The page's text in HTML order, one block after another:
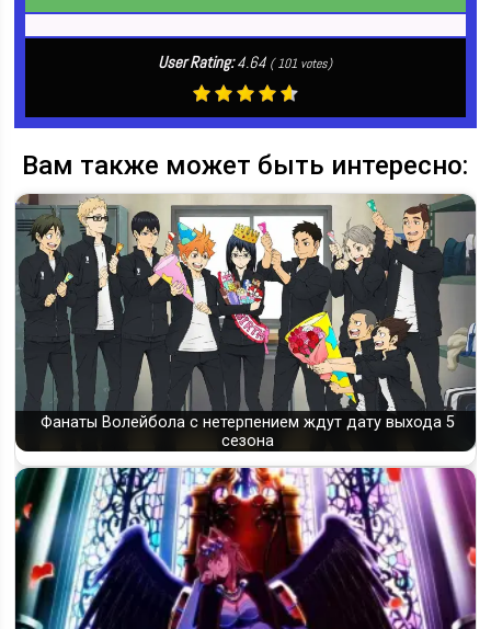
User Rating:4.64 (101 votes)
Вам также может быть интересно:
Фанаты Волейбола с нетерпением ждут дату выхода 5
сезона